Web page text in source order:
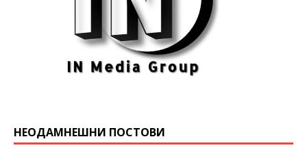
НЕОДАМНЕШНИ ПОСТОВИ